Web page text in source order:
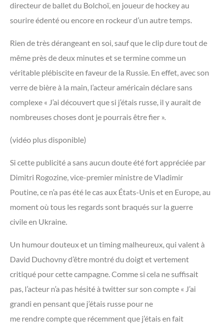
directeur de ballet du Bolchoï, en joueur de hockey au
sourire édenté ou encore en rockeur d’un autre temps.
Rien de très dérangeant en soi, sauf que le clip dure tout de
même près de deux minutes et se termine comme un
véritable plébiscite en faveur de la Russie. En effet, avec son
verre de bière à la main, l’acteur américain déclare sans
complexe « J’ai découvert que si j’étais russe, il y aurait de
nombreuses choses dont je pourrais être fier ».
(vidéo plus disponible)
Si cette publicité a sans aucun doute été fort appréciée par
Dimitri Rogozine, vice-premier ministre de Vladimir
Poutine, ce n’a pas été le cas aux États-Unis et en Europe, au
moment où tous les regards sont braqués sur la guerre
civile en Ukraine.
Un humour douteux et un timing malheureux, qui valent à
David Duchovny d’être montré du doigt et vertement
critiqué pour cette campagne. Comme si cela ne suffisait
pas, l’acteur n’a pas hésité à twitter sur son compte « J’ai
grandi en pensant que j’étais russe pour ne
me rendre compte que récemment que j’étais en fait